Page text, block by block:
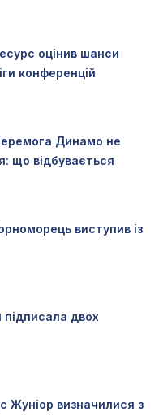
оцінив шанси
конференцій
Динамо не
що відбувається
виступив із
підписала двох
Жуніор визначилися з